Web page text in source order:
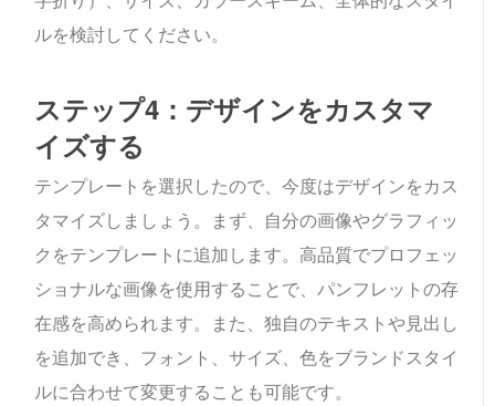
ルを検討してください。
ステップ4：デザインをカスタマ
イズする
テンプレートを選択したので、今度はデザインをカス
タマイズしましょう。まず、自分の画像やグラフィッ
クをテンプレートに追加します。高品質でプロフェッ
ショナルな画像を使用することで、パンフレットの存
在感を高められます。また、独自のテキストや見出し
を追加でき、フォント、サイズ、色をブランドスタイ
ルに合わせて変更することも可能です。